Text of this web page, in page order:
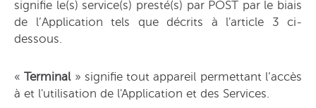
signifie le(s) service(s) presté(s) par POST par le biais
de l’Application tels que décrits à l'article 3 ci-
dessous.
«Terminal» signifie tout appareil permettant l’accès
à et l'utilisation de l'Application et des Services.